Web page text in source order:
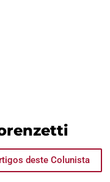
deste Colunista